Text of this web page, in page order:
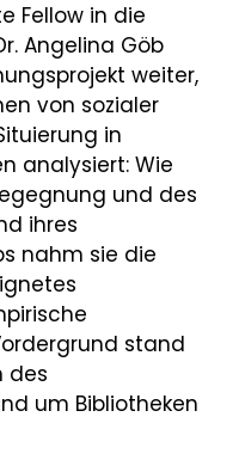
Fellow in die
Angelina Göb
weiter,
von sozialer
in
analysiert: Wie
und des
ihres
nahm sie die
stand
des
um Bibliotheken